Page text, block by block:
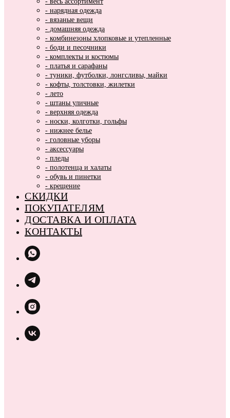
- нарядная одежда
- вязаные вещи
- домашняя одежда
- комбинезоны хлопковые и утепленные
- боди и песочники
- комплекты и костюмы
- платья и сарафаны
- туники, футболки, лонгсливы, майки
- кофты, толстовки, жилетки
- лето
- штаны уличные
- верхняя одежда
- носки, колготки, гольфы
- нижнее белье
- головные уборы
- аксессуары
- пледы
- полотенца и халаты
- обувь и пинетки
- крещение
СКИДКИ
ПОКУПАТЕЛЯМ
ДОСТАВКА И ОПЛАТА
КОНТАКТЫ